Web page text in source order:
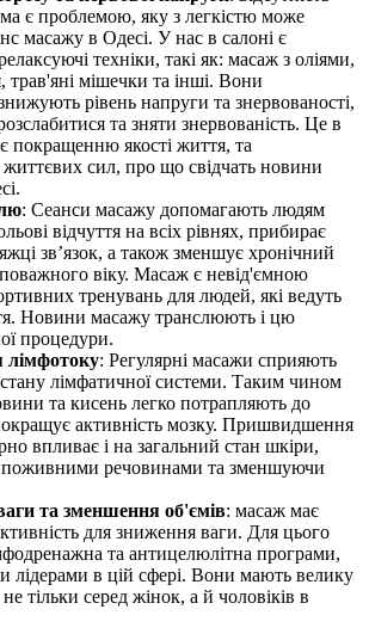
є проблемою, яку з легкістю може
масажу в Одесі. У нас в салоні є
техніки, такі як: масаж з оліями,
трав'яні мішечки та інші. Вони
рівень напруги та знервованості,
та зняти знервованість. Це в
покращенню якості життя, та
сил, про що свідчать новини
: Сеанси масажу допомагають людям
відчуття на всіх рівнях, прибирає
зв’язок, а також зменшує хронічний
віку. Масаж є невід'ємною
тренувань для людей, які ведуть
Новини масажу транслюють і цю
процедури.
: Регулярні масажи сприяють
лімфатичної системи. Таким чином
та кисень легко потрапляють до
активність мозку. Пришвидшення
впливає і на загальний стан шкіри,
поживними речовинами та зменшуючи
та зменшення об'ємів: масаж має
для зниження ваги. Для цього
та антицелюлітна програми,
лідерами в цій сфері. Вони мають велику
тільки серед жінок, а й чоловіків в